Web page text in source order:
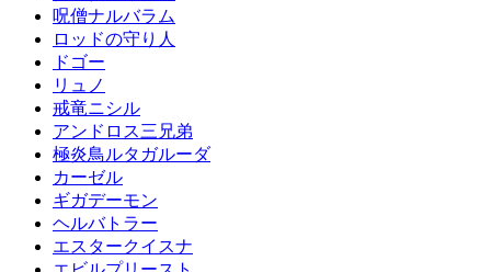
呪僧ナルバラム
ロッドの守り人
ドゴー
リュノ
戒竜ニシル
アンドロス三兄弟
極炎鳥ルタガルーダ
カーゼル
ギガデーモン
ヘルバトラー
エスタークイスナ